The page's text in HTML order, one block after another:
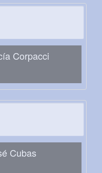
Corpacci
Cubas